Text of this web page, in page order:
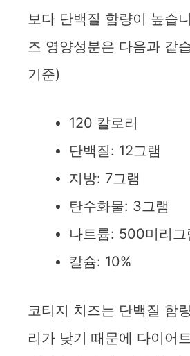
보다 단백질 함량이 높습
즈 영양성분은 다음과 같
기준)
120 칼로리
단백질: 12그램
지방: 7그램
탄수화물: 3그램
나트륨: 500미리그
칼슘: 10%
코티지 치즈는 단백질 함
리가 낮기 때문에 다이어